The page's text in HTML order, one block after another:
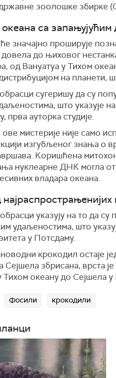
зоолошке збирке
са запањујућим
значајно проширује
довела до њиховог
од Вануатуа у Тихом
на планети,
сугеришу да су
што указује
прва ауторка студије.
мистерије није само
изгубљеног знања о
Коришћена
нуклеарне ДНК могла
владара океана.
указују на то да
удаљеностима, што
у Потсдаму.
крокодил остаје
Сејшела збрисана, врста
Тихом океану до Сејшела
Фосили крокодили